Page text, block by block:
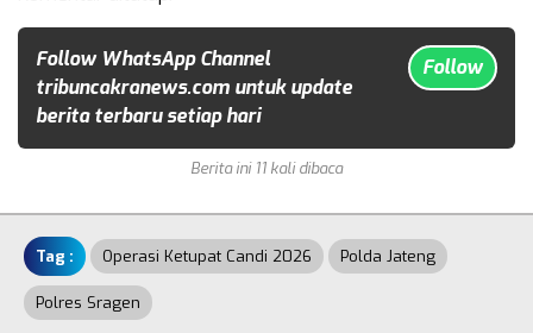
Follow WhatsApp Channel
tribuncakranews.com untuk update
berita terbaru setiap hari
Follow
Berita ini 11 kali dibaca
Tag : Operasi Ketupat Candi 2026 Polda Jateng
Polres Sragen